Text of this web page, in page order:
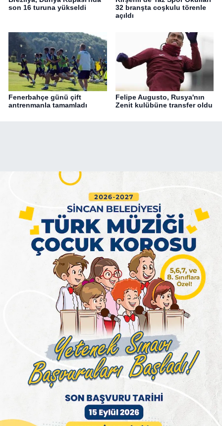
son 16 turuna yükseldi
32 branşta coşkulu törenle
açıldı
Fenerbahçe günü çift
antrenmanla tamamladı
Felipe Augusto, Rusya'nın
Zenit kulübüne transfer oldu